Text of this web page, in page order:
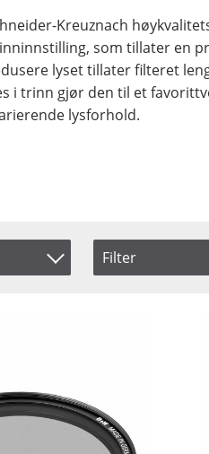
Kreuznach
som tillater en
lyset tillater filteret
i trinn gjør den til et
lysforhold.
Filter